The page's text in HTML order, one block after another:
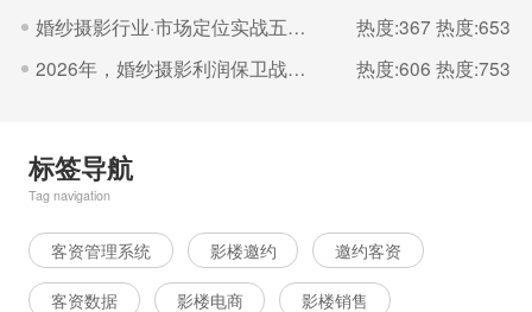
婚纱摄影行业·市场定位实战五步法
热度:367 热度:653
2026年，婚纱摄影利润保卫战的核心是“控成本
热度:606 热度:753
标签导航
Tag navigation
客资管理系统 影楼邀约 邀约客资
客资数据 影楼电商 影楼销售